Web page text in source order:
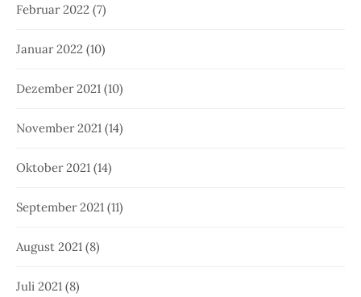
Februar 2022 (7)
Januar 2022 (10)
Dezember 2021 (10)
November 2021 (14)
Oktober 2021 (14)
September 2021 (11)
August 2021 (8)
Juli 2021 (8)